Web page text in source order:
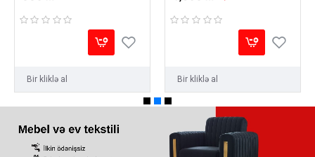
Bir kliklə al Bir kliklə al